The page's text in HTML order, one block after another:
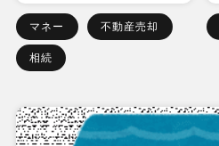
マネー 不動産売却
相続